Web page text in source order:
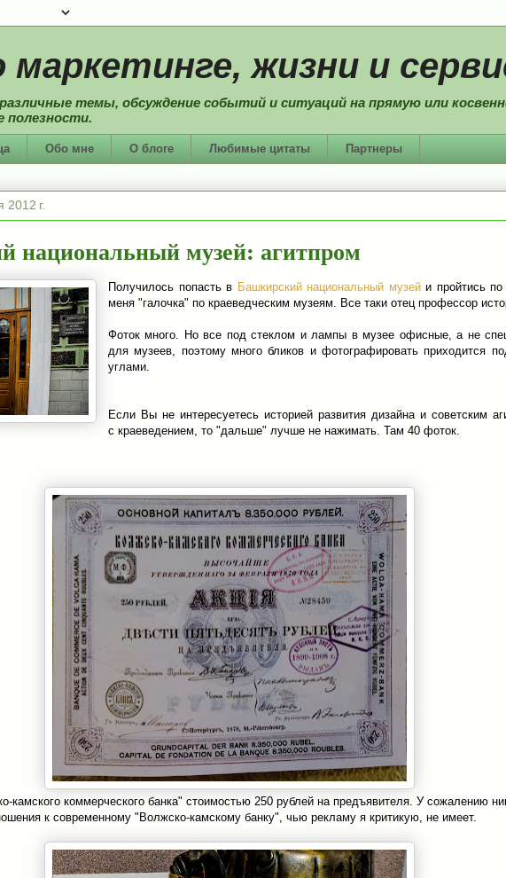
маркетинге, жизни и
темы, обсуждение событий и ситуаций на прямую или
полезности.
Обо мне О блоге Любимые цитаты Партнеры
2012 г.
национальный музей: агитпром
Получилось попасть в Башкирский национальный музейи пройтись
меня "галочка" по краеведческим музеям. Все таки отец профессор
Фоток много. Но все под стеклом и лампы в музее офисные, а не
для музеев, поэтому много бликов и фотографировать приходится
углами.
Если Вы не интересуетесь историей развития дизайна и советским
с краеведением, то "дальше" лучше не нажимать. Там 40 фоток.
камского коммерческого банка" стоимостью 250 рублей на предъявителя. У сожалению
к современному "Волжско-камскому банку", чью рекламу я критикую, не имеет.